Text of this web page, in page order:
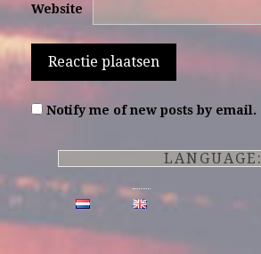
Website
Notify me of new posts by email.
LANGUAGE: